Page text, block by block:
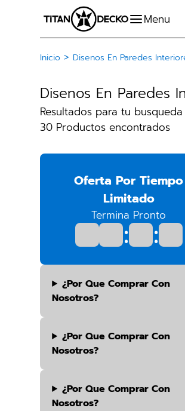
Inicio > Disenos En Paredes
Disenos En Paredes
Resultados para tu busqueda
30 Productos encontrados
Oferta Por Tiempo
Limitado
Termina Pronto
: :
¿por Que Comprar Con
Nosotros?
¿por Que Comprar Con
Nosotros?
¿por Que Comprar Con
Nosotros?